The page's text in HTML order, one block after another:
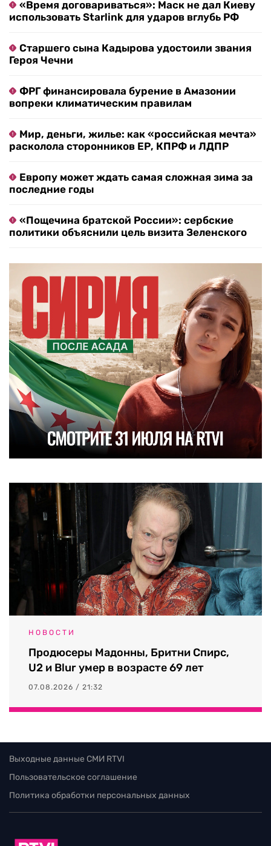
«Время договариваться»: Маск не дал Киеву
использовать Starlink для ударов вглубь РФ
Старшего сына Кадырова удостоили звания
Героя Чечни
ФРГ финансировала бурение в Амазонии
вопреки климатическим правилам
Мир, деньги, жилье: как «российская мечта»
расколола сторонников ЕР, КПРФ и ЛДПР
Европу может ждать самая сложная зима за
последние годы
«Пощечина братской России»: сербские
политики объяснили цель визита Зеленского
НОВОСТИ
Продюсеры Мадонны, Бритни Спирс,
U2 и Blur умер в возрасте 69 лет
07.08.2026 / 21:32
Выходные данные СМИ RTVI
Пользовательское соглашение
Политика обработки персональных данных